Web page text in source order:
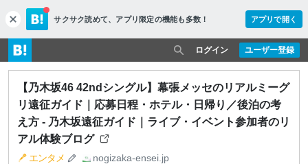
c
l
o
s
e
サクサク読めて、 アプリ限定の機能も多数！ アプリで開く
ユーザー登録
ログイン
【乃木坂46 42ndシングル】幕張メッセのリアルミーグ
リ遠征ガイド｜応募日程・ホテル・日帰り／後泊の考
え方 - 乃木坂遠征ガイド｜ライブ・イベント参加者のリ
アル体験ブログ
エンタメ nogizaka-ensei.jp